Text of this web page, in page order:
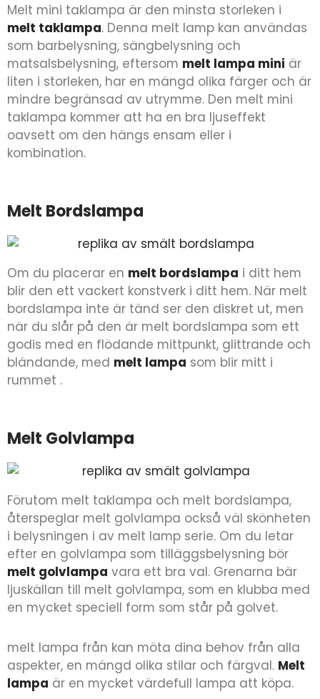
Melt mini taklampa är den minsta storleken i
melt taklampa. Denna melt lamp kan användas
som barbelysning, sängbelysning och
matsalsbelysning, eftersom melt lampa mini är
liten i storleken, har en mängd olika färger och är
mindre begränsad av utrymme. Den melt mini
taklampa kommer att ha en bra ljuseffekt
oavsett om den hängs ensam eller i
kombination.
Melt Bordslampa
Om du placerar en melt bordslampa i ditt hem
blir den ett vackert konstverk i ditt hem. När melt
bordslampa inte är tänd ser den diskret ut, men
när du slår på den är melt bordslampa som ett
godis med en flödande mittpunkt, glittrande och
bländande, med melt lampa som blir mitt i
rummet .
Melt Golvlampa
Förutom melt taklampa och melt bordslampa,
återspeglar melt golvlampa också väl skönheten
i belysningen i av melt lamp serie. Om du letar
efter en golvlampa som tilläggsbelysning bör
melt golvlampa vara ett bra val. Grenarna bär
ljuskällan till melt golvlampa, som en klubba med
en mycket speciell form som står på golvet.
melt lampa från kan möta dina behov från alla
aspekter, en mängd olika stilar och färgval. Melt
lampa är en mycket värdefull lampa att köpa.